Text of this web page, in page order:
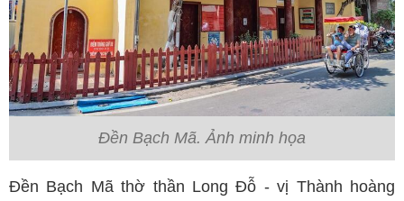
Đền Bạch Mã. Ảnh minh họa
Đền Bạch Mã thờ thần Long Đỗ - vị Thành hoàng